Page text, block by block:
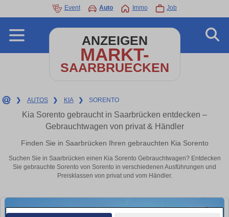
Event Auto Immo Job
ANZEIGEN
MARKT-
SAARBRUECKEN
❯ AUTOS ❯ KIA ❯ SORENTO
Kia Sorento gebraucht in Saarbrücken entdecken –
Gebrauchtwagen von privat & Händler
Finden Sie in Saarbrücken Ihren gebrauchten Kia Sorento
Suchen Sie in Saarbrücken einen Kia Sorento Gebrauchtwagen? Entdecken
Sie gebrauchte Sorento von Sorento in verschiedenen Ausführungen und
Preisklassen von privat und vom Händler.